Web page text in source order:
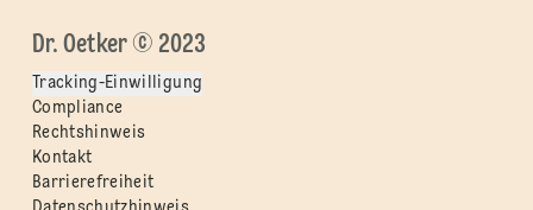
Dr. Oetker © 2023
Tracking-Einwilligung
Compliance
Rechtshinweis
Kontakt
Barrierefreiheit